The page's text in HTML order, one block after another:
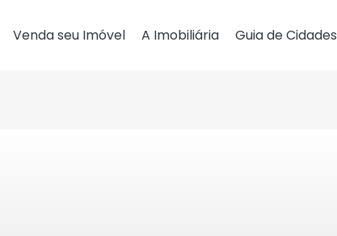
Venda seu Imóvel A Imobiliária Guia de Cidades